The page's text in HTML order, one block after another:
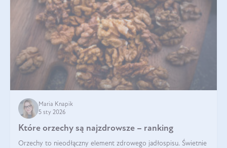
Maria Knapik
5 sty 2026
Które orzechy są najzdrowsze – ranking
Orzechy to nieodłączny element zdrowego jadłospisu. Świetnie